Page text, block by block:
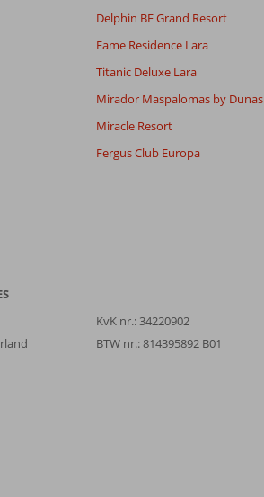
Delphin BE Grand Resort
Fame Residence Lara
Titanic Deluxe Lara
Mirador Maspalomas by Dunas
Miracle Resort
Fergus Club Europa
KvK nr.: 34220902
BTW nr.: 814395892 B01